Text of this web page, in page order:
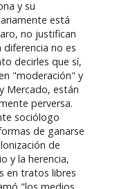
y su
está
no justifican
diferencia no es
decirles que sí,
"moderación" y
Mercado, están
perversa.
sociólogo
de ganarse
de
y la herencia,
en tratos libres